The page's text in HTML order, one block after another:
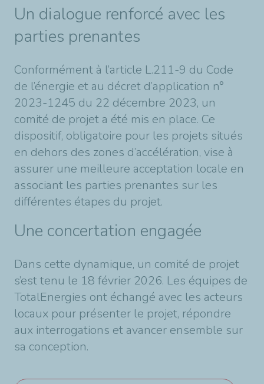
Un dialogue renforcé avec les
parties prenantes
Conformément à l’article L.211-9 du Code
de l’énergie et au décret d’application n°
2023-1245 du 22 décembre 2023, un
comité de projet a été mis en place. Ce
dispositif, obligatoire pour les projets situés
en dehors des zones d’accélération, vise à
assurer une meilleure acceptation locale en
associant les parties prenantes sur les
différentes étapes du projet.
Une concertation engagée
Dans cette dynamique, un comité de projet
s’est tenu le 18 février 2026. Les équipes de
TotalEnergies ont échangé avec les acteurs
locaux pour présenter le projet, répondre
aux interrogations et avancer ensemble sur
sa conception.